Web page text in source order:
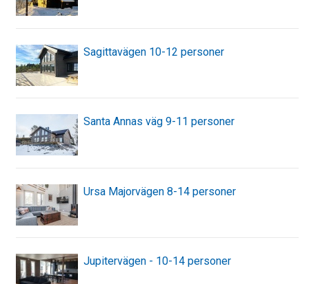
Sagittavägen 10-12 personer
Santa Annas väg 9-11 personer
Ursa Majorvägen 8-14 personer
Jupitervägen - 10-14 personer